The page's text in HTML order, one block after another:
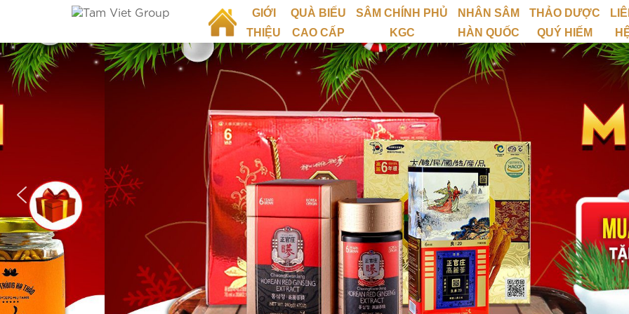
GIỚI
THIỆU
QUÀ BIẾU
CAO CẤP
SÂM CHÍNH PHỦ
KGC
NHÂN SÂM
HÀN QUỐC
THẢO DƯỢC
QUÝ HIẾM